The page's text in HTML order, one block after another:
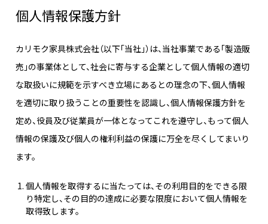
個人情報保護方針
カリモク家具株式会社（以下「当社」）は、当社事業である「製造販
売」の事業体として、社会に寄与する企業として個人情報の適切
な取扱いに規範を示すべき立場にあるとの理念の下、個人情報
を適切に取り扱うことの重要性を認識し、個人情報保護方針を
定め、役員及び従業員が一体となってこれを遵守し、もって個人
情報の保護及び個人の権利利益の保護に万全を尽くしてまいり
ます。
個人情報を取得するに当たっては、その利用目的をできる限
り特定し、その目的の達成に必要な限度において個人情報を
取得致します。